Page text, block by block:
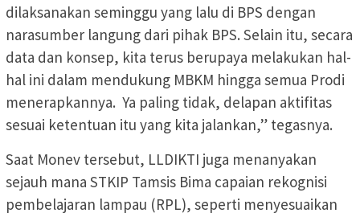
dilaksanakan seminggu yang lalu di BPS dengan
narasumber langung dari pihak BPS. Selain itu, secara
data dan konsep, kita terus berupaya melakukan hal-
hal ini dalam mendukung MBKM hingga semua Prodi
menerapkannya. Ya paling tidak, delapan aktifitas
sesuai ketentuan itu yang kita jalankan,” tegasnya.
Saat Monev tersebut, LLDIKTI juga menanyakan
sejauh mana STKIP Tamsis Bima capaian rekognisi
pembelajaran lampau (RPL), seperti menyesuaikan